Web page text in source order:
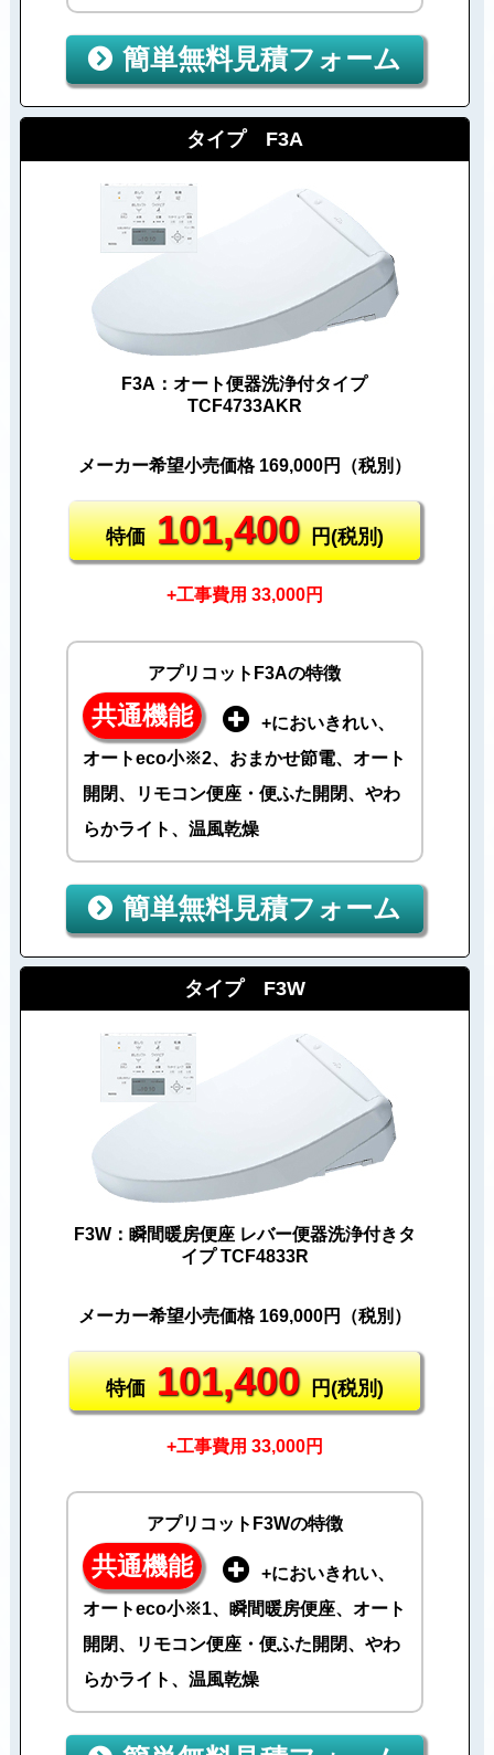
簡単無料見積フォーム
タイプ F3A
F3A：オート便器洗浄付タイプ
TCF4733AKR
メーカー希望小売価格 169,000円（税別）
特価101,400円(税別)
+工事費用 33,000円
アプリコットF3Aの特徴
共通機能
+においきれい、
オートeco小※2、おまかせ節電、オート
開閉、リモコン便座・便ふた開閉、やわ
らかライト、温風乾燥
簡単無料見積フォーム
タイプ F3W
F3W：瞬間暖房便座 レバー便器洗浄付きタ
イプ TCF4833R
メーカー希望小売価格 169,000円（税別）
特価101,400円(税別)
+工事費用 33,000円
アプリコットF3Wの特徴
共通機能
+においきれい、
オートeco小※1、瞬間暖房便座、オート
開閉、リモコン便座・便ふた開閉、やわ
らかライト、温風乾燥